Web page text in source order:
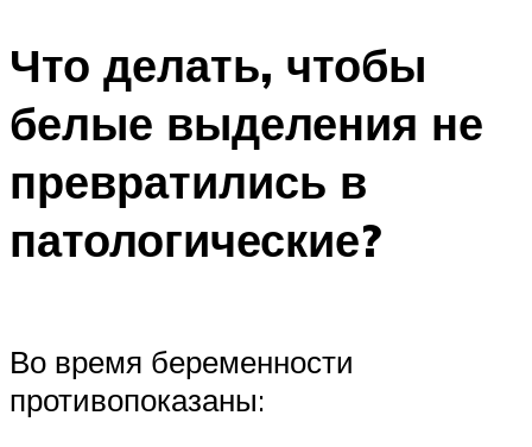
Что делать, чтобы
белые выделения не
превратились в
патологические?
Во время беременности
противопоказаны: